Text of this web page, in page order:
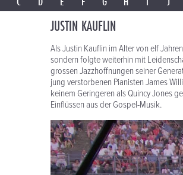
JUSTIN KAUFLIN
Als Justin Kauflin im Alter von elf
sondern folgte weiterhin mit
grossen Jazzhoffnungen seiner
jung verstorbenen Pianisten James
keinem Geringeren als Quincy Jones
Einflüssen aus der Gospel-Musik.